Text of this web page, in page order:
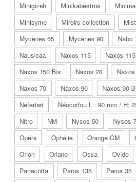
Minigizeh
Minikabestros
Minisyme
Miroirs collection
Mycènes 65
Mycènes 90 Nabo
Nausicaa
Naxos 115 Naxos
Naxos 150 Bis
Naxos 20
Naxos 70
Naxos 90 Naxos 90
Nefertari
Néocorfou L : 90 mm / H:
Nitro
NM Nysos 50 Nysos
Opéra
Ophélie Orange GM
Orion
Orlane Ossa Ovide
Panacotta
Paros 135 Paros 35